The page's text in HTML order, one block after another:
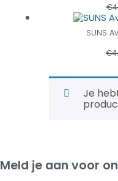
€
SUNS
€
Je
Meld je aan voor